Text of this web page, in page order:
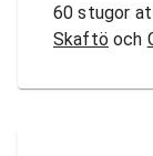
60 stugor
Skaftö och